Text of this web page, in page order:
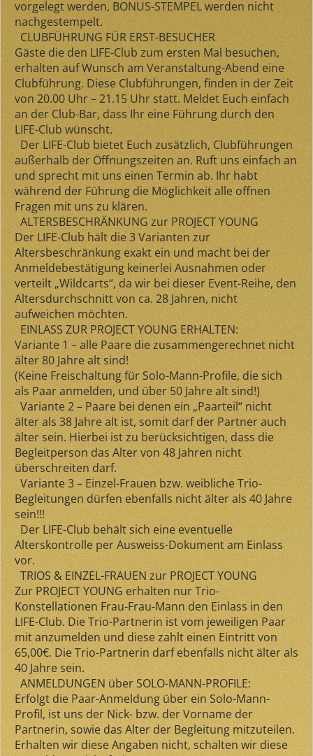
vorgelegt werden, BONUS-STEMPEL werden nicht
nachgestempelt.
CLUBFÜHRUNG FÜR ERST-BESUCHER
Gäste die den LIFE-Club zum ersten Mal besuchen,
erhalten auf Wunsch am Veranstaltung-Abend eine
Clubführung. Diese Clubführungen, finden in der Zeit
von 20.00 Uhr – 21.15 Uhr statt. Meldet Euch einfach
an der Club-Bar, dass Ihr eine Führung durch den
LIFE-Club wünscht.
Der LIFE-Club bietet Euch zusätzlich, Clubführungen
außerhalb der Öffnungszeiten an. Ruft uns einfach an
und sprecht mit uns einen Termin ab. Ihr habt
während der Führung die Möglichkeit alle offnen
Fragen mit uns zu klären.
ALTERSBESCHRÄNKUNG zur PROJECT YOUNG
Der LIFE-Club hält die3 Varianten zur
Altersbeschränkung exakt ein und macht bei der
Anmeldebestätigung keinerlei Ausnahmen oder
verteilt „Wildcarts“, da wir bei dieser Event-Reihe, den
Altersdurchschnitt von ca. 28 Jahren, nicht
aufweichen möchten.
EINLASS ZUR PROJECT YOUNG ERHALTEN:
Variante 1 – alle Paare die zusammengerechnet nicht
älter 80 Jahre alt sind!
(Keine Freischaltung für Solo-Mann-Profile, die sich
als Paar anmelden, und über 50 Jahre alt sind!)
Variante 2– Paare bei denen ein „Paarteil“ nicht
älter als 38 Jahre alt ist, somit darf der Partner auch
älter sein. Hierbei ist zu berücksichtigen, dass die
Begleitperson das Alter von 48 Jahren nicht
überschreiten darf.
Variante 3– Einzel-Frauen bzw. weibliche Trio-
Begleitungen dürfen ebenfalls nicht älter als 40 Jahre
sein!!!
Der LIFE-Club behält sich eine eventuelle
Alterskontrolle per Ausweiss-Dokument am Einlass
vor.
TRIOS & EINZEL-FRAUEN zur PROJECT YOUNG
Zur PROJECT YOUNG erhalten nur Trio-
Konstellationen Frau-Frau-Mann den Einlass in den
LIFE-Club. Die Trio-Partnerin ist vom jeweiligen Paar
mit anzumelden und diese zahlt einen Eintritt von
65,00€. Die Trio-Partnerin darf ebenfalls nicht älter als
40 Jahre sein.
ANMELDUNGEN über SOLO-MANN-PROFILE:
Erfolgt die Paar-Anmeldung über ein Solo-Mann-
Profil, ist uns der Nick- bzw. der Vorname der
Partnerin, sowie das Alter der Begleitung mitzuteilen.
Erhalten wir diese Angaben nicht, schalten wir diese